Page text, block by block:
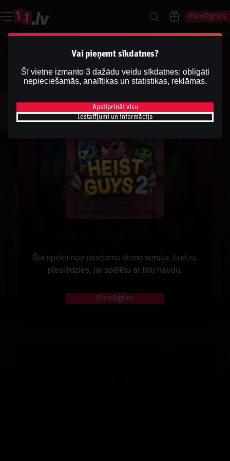
Pieslēgties
Šai spēlei nav pieejama demo versija. Lūdzu,
pieslēdzies, lai spēlētu ar īstu naudu.
Pieslēgties
Vai pieņemt sīkdatnes?
Šī vietne izmanto 3 dažādu veidu sīkdatnes: obligāti
nepieciešamās, analītikas un statistikas, reklāmas.
Apstiprināt visu
Iestatījumi un informācija